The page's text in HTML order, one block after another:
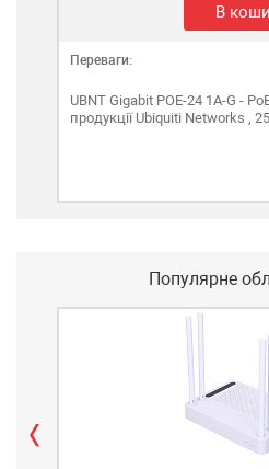
В
Переваги:
UBNT Gigabit POE-24 1A-G -
продукції Ubiquiti Networks ,
Популярне